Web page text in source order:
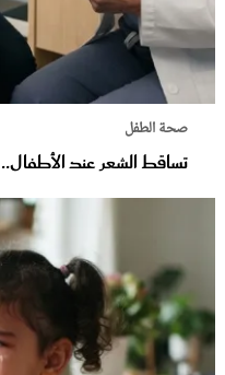
صحة الطفل
تساقط الشعر عند